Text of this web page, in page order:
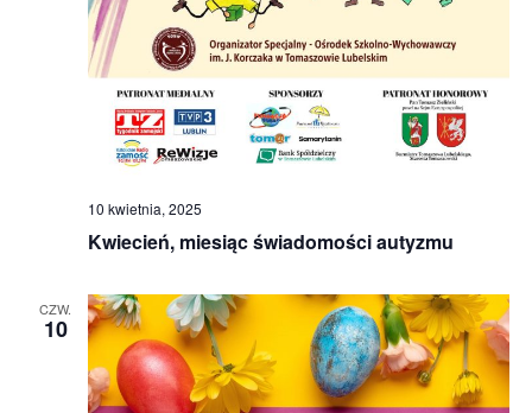
Kwiecień, miesiąc świadomości autyzmu
10 kwietnia, 2025
CZW.
10